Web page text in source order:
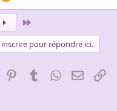
pour répondre ici.
Reddit PinterestTumblrWhatsApp
Email